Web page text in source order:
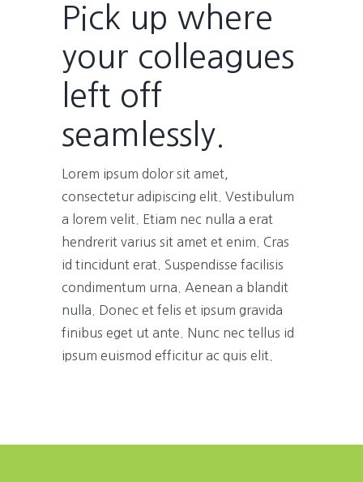
Pick up where
your colleagues
left off
seamlessly.
Lorem ipsum dolor sit amet,
consectetur adipiscing elit. Vestibulum
a lorem velit. Etiam nec nulla a erat
hendrerit varius sit amet et enim. Cras
id tincidunt erat. Suspendisse facilisis
condimentum urna. Aenean a blandit
nulla. Donec et felis et ipsum gravida
finibus eget ut ante. Nunc nec tellus id
ipsum euismod efficitur ac quis elit.